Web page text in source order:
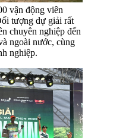
vận động viên
tượng dự giải rất
chuyên nghiệp đến
ngoài nước, cùng
nghiệp.